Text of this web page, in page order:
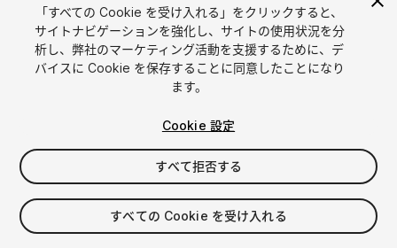
1 /7
$4.99
消費税は決済時に計算されます
「すべての Cookie を受け入れる」をクリックすると、
サイトナビゲーションを強化し、サイトの使用状況を分
析し、弊社のマーケティング活動を支援するために、デ
バイスに Cookie を保存することに同意したことになり
ます。
Cookie 設定
すべて拒否する
すべての Cookie を受け入れる